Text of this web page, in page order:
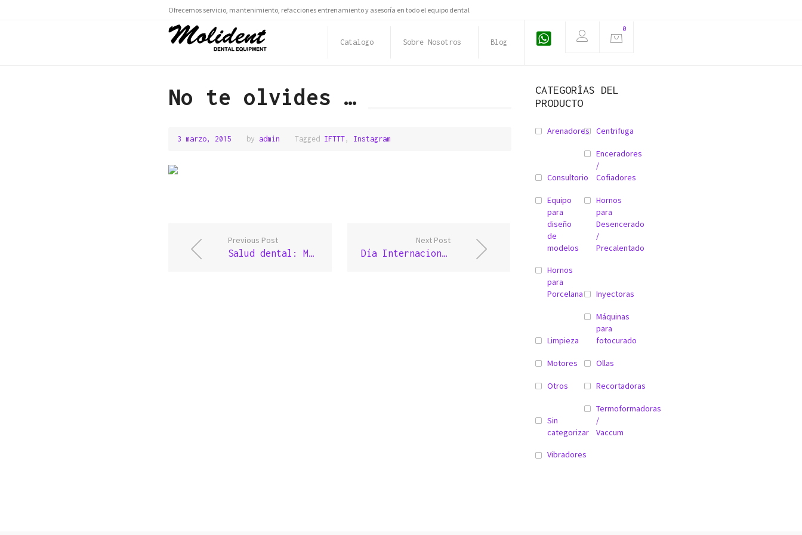
Ofrecemos servicio, mantenimiento, refacciones entrenamiento y asesoría en todo el equipo dental
Catalogo Sobre Nosotros Blog
0
No te olvides …
3 marzo, 2015 by admin Tagged IFTTT, Instagram
Previous Post
Salud dental: Manteniendo tus dientes limpios
Next Post
Día Internacional de la Mujer (8 de marzo 2015)
CATEGORÍAS DEL
PRODUCTO
Arenadores Centrifuga
Consultorio
Enceradores
/
Cofiadores
Equipo
para
diseño
de
modelos
Hornos
para
Desencerado
/
Precalentado
Hornos
para
Porcelana
Inyectoras
Limpieza
Máquinas
para
fotocurado
Motores Ollas
Otros Recortadoras
Sin
categorizar
Termoformadoras
/
Vaccum
Vibradores